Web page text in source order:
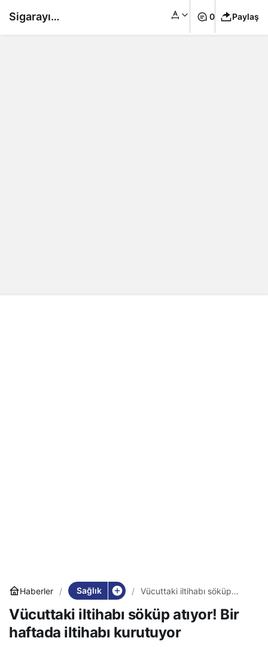
Haberler Sağlık
Vücuttaki iltihabı söküp
kurutuyor
Vücuttaki iltihabı söküp atıyor! Bir
haftada iltihabı kurutuyor
Sigarayı 0 Paylaş